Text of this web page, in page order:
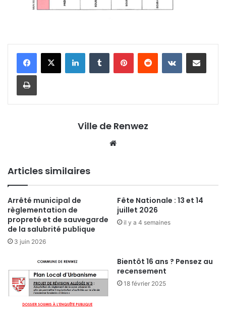
LinkedinTumblr PinterestReddit VKontaktePartager par email
Imprimer
Ville de Renwez
Articles similaires
Arrêté municipal de
règlementation de
propreté et de sauvegarde
de la salubrité publique
3 juin 2026
Fête Nationale : 13 et 14
juillet 2026
il y a 4 semaines
Bientôt 16 ans ? Pensez au
recensement
18 février 2025